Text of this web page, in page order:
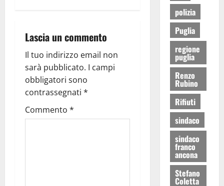
Lascia un commento
Il tuo indirizzo email non
sarà pubblicato. I campi
obbligatori sono
contrassegnati *
Commento *
polizia
Puglia
regione
puglia
Renzo
Rubino
Rifiuti
sindaco
sindaco
franco
ancona
Stefano
Coletta